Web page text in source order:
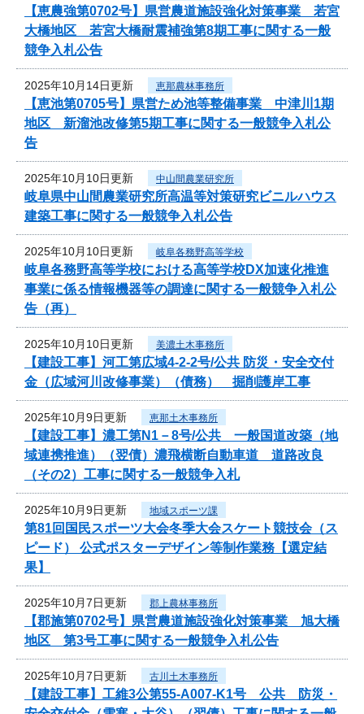
【恵農強第0702号】県営農道施設強化対策事業 若宮
大橋地区 若宮大橋耐震補強第8期工事に関する一般
競争入札公告
2025年10月14日更新 恵那農林事務所
【恵池第0705号】県営ため池等整備事業 中津川1期
地区 新溜池改修第5期工事に関する一般競争入札公
告
2025年10月10日更新 中山間農業研究所
岐阜県中山間農業研究所高温等対策研究ビニルハウス
建築工事に関する一般競争入札公告
2025年10月10日更新 岐阜各務野高等学校
岐阜各務野高等学校における高等学校DX加速化推進
事業に係る情報機器等の調達に関する一般競争入札公
告（再）
2025年10月10日更新 美濃土木事務所
【建設工事】河工第広域4-2-2号/公共 防災・安全交付
金（広域河川改修事業）（債務） 掘削護岸工事
2025年10月9日更新 恵那土木事務所
【建設工事】濃工第N1－8号/公共 一般国道改築（地
域連携推進）（翌債）濃飛横断自動車道 道路改良
（その2）工事に関する一般競争入札
2025年10月9日更新 地域スポーツ課
第81回国民スポーツ大会冬季大会スケート競技会（ス
ピード） 公式ポスターデザイン等制作業務【選定結
果】
2025年10月7日更新 郡上農林事務所
【郡施第0702号】県営農道施設強化対策事業 旭大橋
地区 第3号工事に関する一般競争入札公告
2025年10月7日更新 古川土木事務所
【建設工事】工維3公第55-A007-K1号 公共 防災・